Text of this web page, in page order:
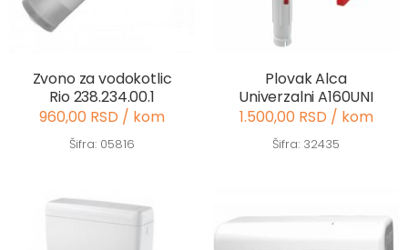
Zvono za vodokotlic
Rio 238.234.00.1
960,00 RSD / kom
Šifra: 05816
Plovak Alca
Univerzalni A160UNI
1.500,00 RSD / kom
Šifra: 32435